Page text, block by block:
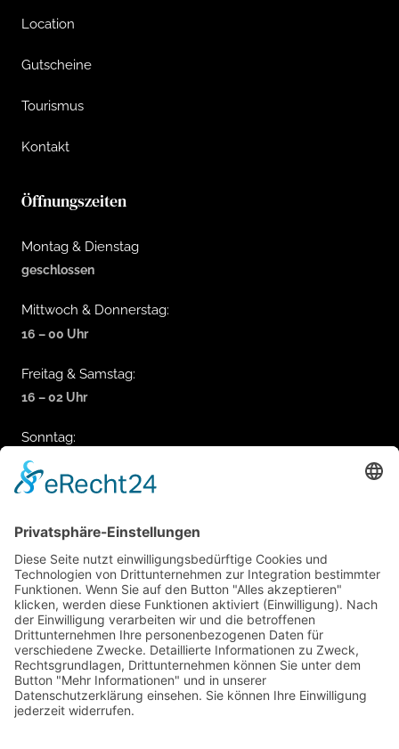
Location
Gutscheine
Tourismus
Kontakt
Öffnungszeiten
Montag & Dienstag
geschlossen
Mittwoch & Donnerstag:
16 – 00 Uhr
Freitag & Samstag:
16 – 02 Uhr
Sonntag:
14 – 22 Uhr
+49 9642 9155984
Stadtplatz 48, 95478 Kemnath
Parkmöglichkeiten findest du direkt am Stadtplatz vor
der Bar sowie auf den öffentlichen Parkplätzen ‚Am
Eisweiher‘ und ‚Seeleite‘.